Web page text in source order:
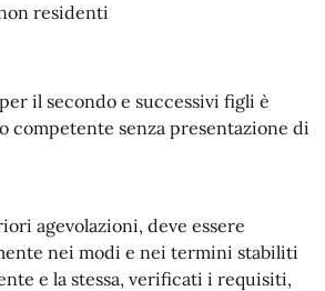
residenti
il secondo e successivi figli è
competente senza presentazione di
agevolazioni, deve essere
nei modi e nei termini stabiliti
e la stessa, verificati i requisiti,